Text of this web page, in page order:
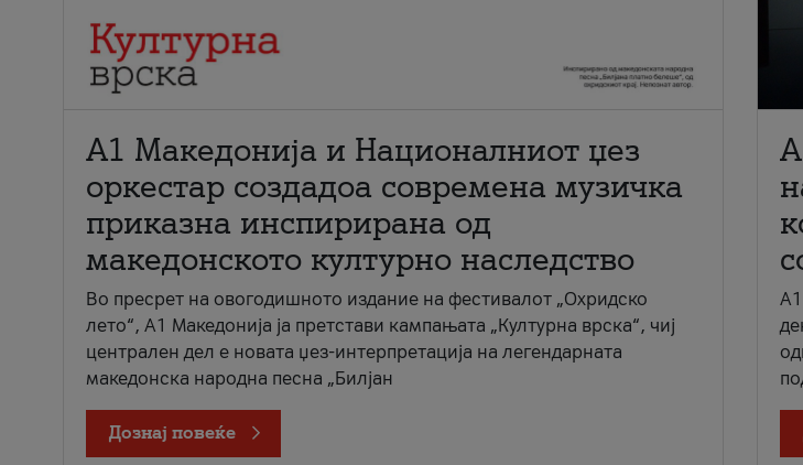
А1 Македонија и Националниот џез
оркестар создадоа современа музичка
приказна инспирирана од
македонското културно наследство
Во пресрет на овогодишното издание на фестивалот „Охридско
лето“, А1 Македонија ја претстави кампањата „Културна врска“, чиј
централен дел е новата џез-интерпретација на легендарната
македонска народна песна „Билјан
Дознај повеќе